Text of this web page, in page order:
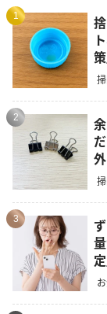
1
2
3
定